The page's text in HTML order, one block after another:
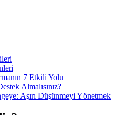
7 Etkili Yolu
Almalısınız?
Aşırı Düşünmeyi Yönetmek